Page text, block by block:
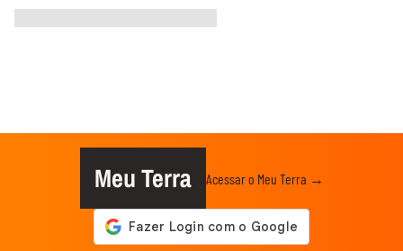
Meu Terra Acessar o Meu Terra →